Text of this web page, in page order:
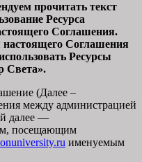
прочитать текст
Ресурса
Соглашения.
Соглашения
Ресурсы
Света».
(Далее –
между администрацией
далее —
посещающим
именуемым